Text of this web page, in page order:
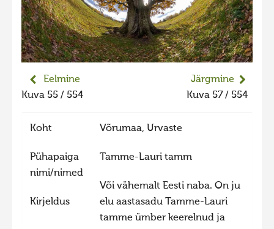
Hiite kuvavõistlus 2024 lisa
Liikuvad kuvad 2024
Hiite kuvavõistlus 2023
Hiite kuvavõistlus 2023 lisa
Liikuvad kuvad 2023
Liikuvad kuvad 2022
Hiite kuvavõistlus 2021
Hiite kuvavõistlus 2021 lisa
Eelmine
Kuva 55 / 554
Järgmine
Kuva 57 / 554
Koht Võrumaa, Urvaste
Pühapaiga
nimi/nimed
Tamme-Lauri tamm
Kirjeldus
Või vähemalt Eesti naba. On ju
elu aastasadu Tamme-Lauri
tamme ümber keerelnud ja